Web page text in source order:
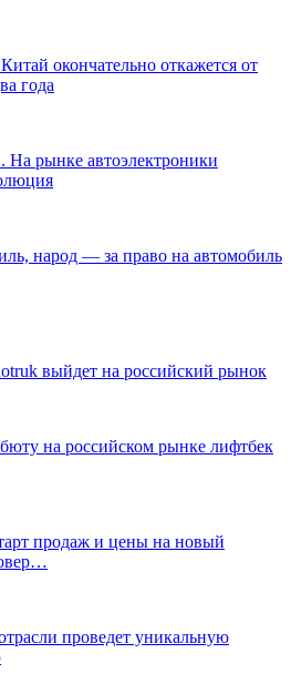
окончательно откажется от
года
На рынке автоэлектроники
народ — за право на автомобиль
выйдет на российский рынок
на российском рынке лифтбек
продаж и цены на новый
проведет уникальную